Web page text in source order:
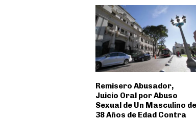
Remisero Abusador,
Juicio Oral por Abuso
Sexual de Un Masculino de
38 Años de Edad Contra